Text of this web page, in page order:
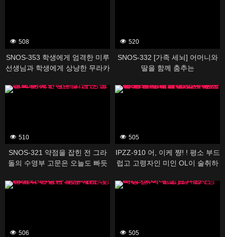
508
SNOS-353 학생에게 엄격한 미루
선생님과 학생에게 상냥한 무라카
목격! 나도 강 ● 참가시켜 뇌 미소
520
SNOS-332 [가족 세뇌] 어머니와
딸을 함께 춤추는
388525
510
SNOS-321 약점을 잡힌 전 그라
돌의 수영부 고문은 오늘도 빠듯
388481
505
IPZZ-910 어, 이케 쨩! ! 평소 부드
럽고 고령자인 미인 OL이 술취하
습에 흥분한 나는 스스로도 비비
388415
506
388479
505